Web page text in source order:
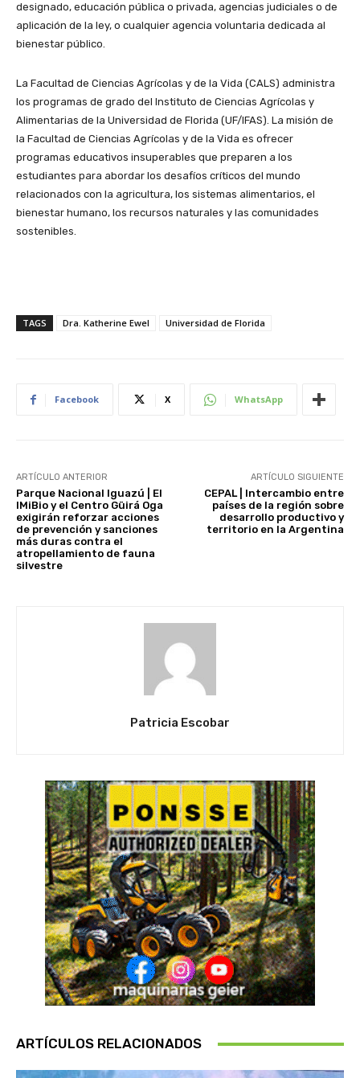
designado, educación pública o privada, agencias judiciales o de
aplicación de la ley, o cualquier agencia voluntaria dedicada al
bienestar público.
La Facultad de Ciencias Agrícolas y de la Vida (CALS) administra
los programas de grado del Instituto de Ciencias Agrícolas y
Alimentarias de la Universidad de Florida (UF/IFAS). La misión de
la Facultad de Ciencias Agrícolas y de la Vida es ofrecer
programas educativos insuperables que preparen a los
estudiantes para abordar los desafíos críticos del mundo
relacionados con la agricultura, los sistemas alimentarios, el
bienestar humano, los recursos naturales y las comunidades
sostenibles.
TAGS Dra. Katherine Ewel Universidad de Florida
Facebook X WhatsApp
ARTÍCULO ANTERIOR
Parque Nacional Iguazú | El
IMiBio y el Centro Güirá Oga
exigirán reforzar acciones
de prevención y sanciones
más duras contra el
atropellamiento de fauna
silvestre
ARTÍCULO SIGUIENTE
CEPAL | Intercambio entre
países de la región sobre
desarrollo productivo y
territorio en la Argentina
Patricia Escobar
ARTÍCULOS RELACIONADOS